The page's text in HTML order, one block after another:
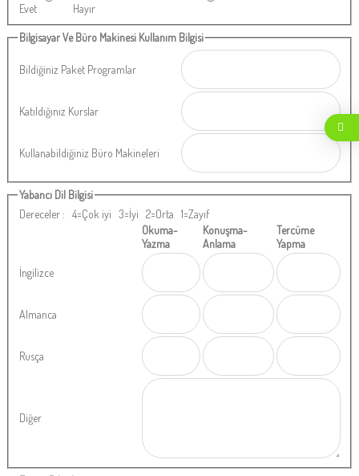
Evet Hayır
Bilgisayar Ve Büro Makinesi Kullanım Bilgisi
Bildiğiniz Paket Programlar
Katıldığınız Kurslar
Kullanabildiğiniz Büro Makineleri
Yabancı Dil Bilgisi
Dereceler : 4=Çok iyi 3=İyi 2=Orta 1=Zayıf
Okuma-
Yazma
Konuşma-
Anlama
Tercüme
Yapma
İngilizce
Almanca
Rusça
Diğer